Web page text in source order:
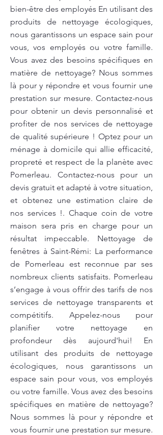
bien-être des employés En utilisant des
produits de nettoyage écologiques,
nous garantissons un espace sain pour
vous, vos employés ou votre famille.
Vous avez des besoins spécifiques en
matière de nettoyage? Nous sommes
là pour y répondre et vous fournir une
prestation sur mesure. Contactez-nous
pour obtenir un devis personnalisé et
profiter de nos services de nettoyage
de qualité supérieure ! Optez pour un
ménage à domicile qui allie efficacité,
propreté et respect de la planète avec
Pomerleau. Contactez-nous pour un
devis gratuit et adapté à votre situation,
et obtenez une estimation claire de
nos services !. Chaque coin de votre
maison sera pris en charge pour un
résultat impeccable. Nettoyage de
fenêtres à Saint-Rémi: La performance
de Pomerleau est reconnue par ses
nombreux clients satisfaits. Pomerleau
s’engage à vous offrir des tarifs de nos
services de nettoyage transparents et
compétitifs. Appelez-nous pour
planifier votre nettoyage en
profondeur dès aujourd'hui! En
utilisant des produits de nettoyage
écologiques, nous garantissons un
espace sain pour vous, vos employés
ou votre famille. Vous avez des besoins
spécifiques en matière de nettoyage?
Nous sommes là pour y répondre et
vous fournir une prestation sur mesure.